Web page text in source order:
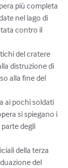
più completa
nel lago di
contro il
del cratere
distruzione di
alla fine del
ai pochi soldati
si spiegano i
degli
della terza
del